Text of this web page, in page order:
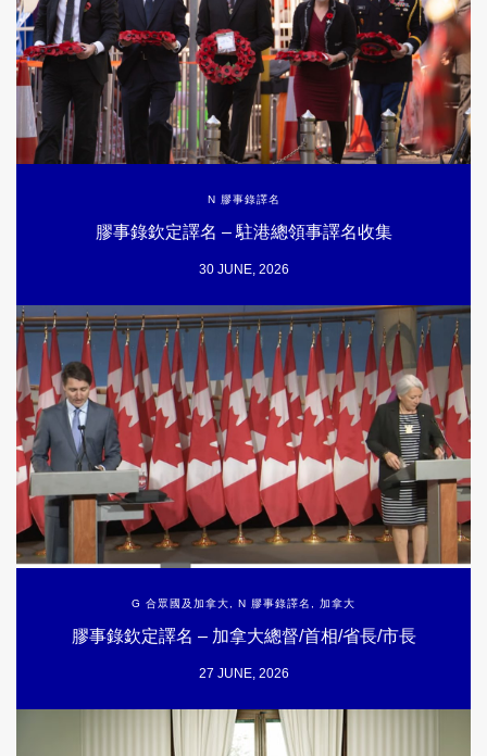
N 膠事錄譯名
膠事錄欽定譯名 – 駐港總領事譯名收集
30 JUNE, 2026
G 合眾國及加拿大, N 膠事錄譯名 , 加拿大
膠事錄欽定譯名 – 加拿大總督/首相/省長/市長
27 JUNE, 2026